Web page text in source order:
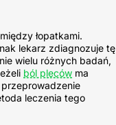
łopatkami.
lekarz zdiagnozuje tę
wielu różnych badań,
ból pleców ma
leczenia tego